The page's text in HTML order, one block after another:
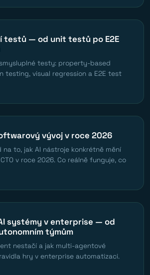
testů — od unit testů po E2E
testy: property-based
testing, visual regression a E2E test
vývoj v roce 2026
na to, jak AI nástroje konkrétně mění
v roce 2026. Co reálně funguje, co
systémy v enterprise — od
týmům
nestačí a jak multi-agentové
hry v enterprise automatizaci.